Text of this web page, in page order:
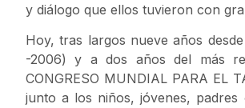
y diálogo que ellos tuvieron con
Hoy, tras largos nueve años
-2006) y a dos años del más
CONGRESO MUNDIAL PARA EL
junto a los niños, jóvenes,